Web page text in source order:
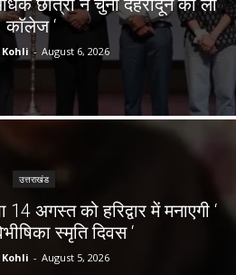
काॅलेज ‘
- August 6, 2026
उत्तराखंड
अगस्त को हरिद्वार में मनाएगी ‘
स्मृति दिवस ‘
- August 5, 2026